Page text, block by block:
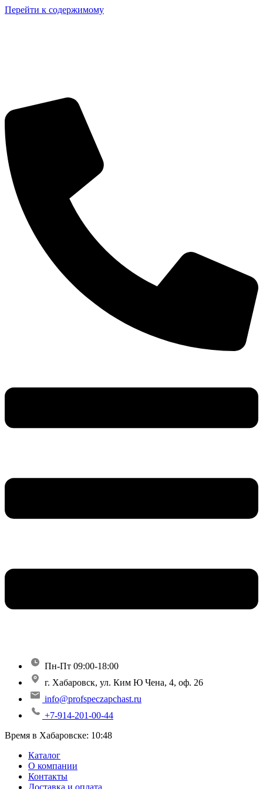
Перейти к содержимому
Пн-Пт 09:00-18:00
г. Хабаровск, ул. Ким Ю Чена, 4, оф. 26
info@profspeczapchast.ru
+7-914-201-00-44
Время в Хабаровске: 10:48
Каталог
О компании
Контакты
Доставка и оплата